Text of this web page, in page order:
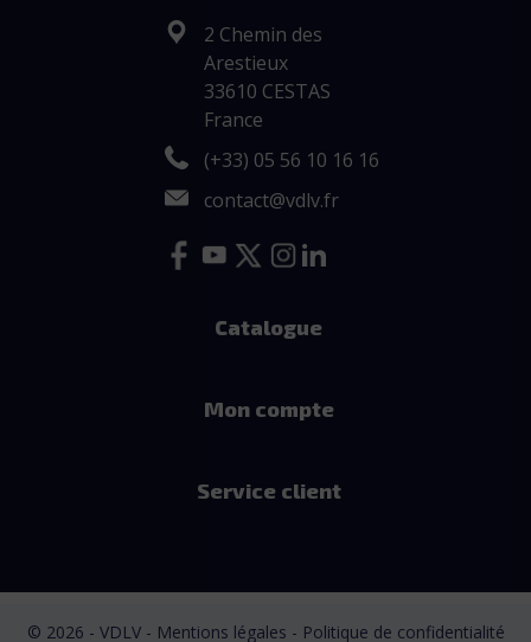
2 Chemin des
Arestieux
33610 CESTAS
France
(+33) 05 56 10 16 16
contact@vdlv.fr
Catalogue
Mon compte
Service client
© 2026 - VDLV - Mentions légales - Politique de confidentialité